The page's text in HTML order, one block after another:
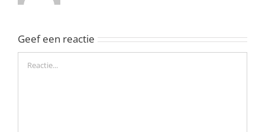
Geef een reactie
Reactie